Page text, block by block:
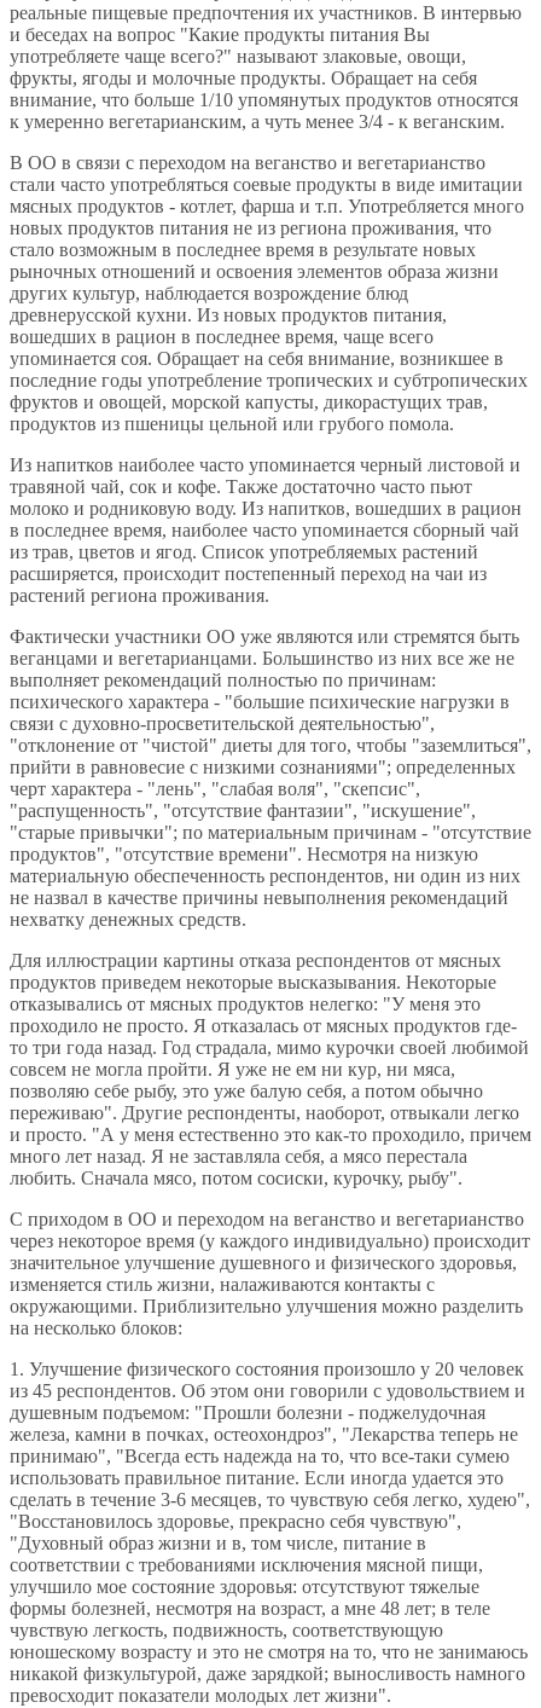
реальные пищевые предпочтения их участников. В интервью
и беседах на вопрос "Какие продукты питания Вы
употребляете чаще всего?" называют злаковые, овощи,
фрукты, ягоды и молочные продукты. Обращает на себя
внимание, что больше 1/10 упомянутых продуктов относятся
к умеренно вегетарианским, а чуть менее 3/4 - к веганским.
В ОО в связи с переходом на веганство и вегетарианство
стали часто употребляться соевые продукты в виде имитации
мясных продуктов - котлет, фарша и т.п. Употребляется много
новых продуктов питания не из региона проживания, что
стало возможным в последнее время в результате новых
рыночных отношений и освоения элементов образа жизни
других культур, наблюдается возрождение блюд
древнерусской кухни. Из новых продуктов питания,
вошедших в рацион в последнее время, чаще всего
упоминается соя. Обращает на себя внимание, возникшее в
последние годы употребление тропических и субтропических
фруктов и овощей, морской капусты, дикорастущих трав,
продуктов из пшеницы цельной или грубого помола.
Из напитков наиболее часто упоминается черный листовой и
травяной чай, сок и кофе. Также достаточно часто пьют
молоко и родниковую воду. Из напитков, вошедших в рацион
в последнее время, наиболее часто упоминается сборный чай
из трав, цветов и ягод. Список употребляемых растений
расширяется, происходит постепенный переход на чаи из
растений региона проживания.
Фактически участники ОО уже являются или стремятся быть
веганцами и вегетарианцами. Большинство из них все же не
выполняет рекомендаций полностью по причинам:
психического характера - "большие психические нагрузки в
связи с духовно-просветительской деятельностью",
"отклонение от "чистой" диеты для того, чтобы "заземлиться",
прийти в равновесие с низкими сознаниями"; определенных
черт характера - "лень", "слабая воля", "скепсис",
"распущенность", "отсутствие фантазии", "искушение",
"старые привычки"; по материальным причинам - "отсутствие
продуктов", "отсутствие времени". Несмотря на низкую
материальную обеспеченность респондентов, ни один из них
не назвал в качестве причины невыполнения рекомендаций
нехватку денежных средств.
Для иллюстрации картины отказа респондентов от мясных
продуктов приведем некоторые высказывания. Некоторые
отказывались от мясных продуктов нелегко: "У меня это
проходило не просто. Я отказалась от мясных продуктов где-
то три года назад. Год страдала, мимо курочки своей любимой
совсем не могла пройти. Я уже не ем ни кур, ни мяса,
позволяю себе рыбу, это уже балую себя, а потом обычно
переживаю". Другие респонденты, наоборот, отвыкали легко
и просто. "А у меня естественно это как-то проходило, причем
много лет назад. Я не заставляла себя, а мясо перестала
любить. Сначала мясо, потом сосиски, курочку, рыбу".
С приходом в ОО и переходом на веганство и вегетарианство
через некоторое время (у каждого индивидуально) происходит
значительное улучшение душевного и физического здоровья,
изменяется стиль жизни, налаживаются контакты с
окружающими. Приблизительно улучшения можно разделить
на несколько блоков:
1. Улучшение физического состояния произошло у 20 человек
из 45 респондентов. Об этом они говорили с удовольствием и
душевным подъемом: "Прошли болезни - поджелудочная
железа, камни в почках, остеохондроз", "Лекарства теперь не
принимаю", "Всегда есть надежда на то, что все-таки сумею
использовать правильное питание. Если иногда удается это
сделать в течение 3-6 месяцев, то чувствую себя легко, худею",
"Восстановилось здоровье, прекрасно себя чувствую",
"Духовный образ жизни и в, том числе, питание в
соответствии с требованиями исключения мясной пищи,
улучшило мое состояние здоровья: отсутствуют тяжелые
формы болезней, несмотря на возраст, а мне 48 лет; в теле
чувствую легкость, подвижность, соответствующую
юношескому возрасту и это не смотря на то, что не занимаюсь
никакой физкультурой, даже зарядкой; выносливость намного
превосходит показатели молодых лет жизни".